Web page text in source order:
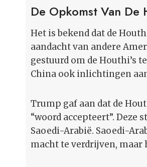
De Opkomst Van De
Het is bekend dat de
aandacht van andere
gestuurd om de Houthi’s
China ook inlichtingen
Trump gaf aan dat de
“woord accepteert”.
Saoedi-Arabië. Saoedi-
macht te verdrijven, maar